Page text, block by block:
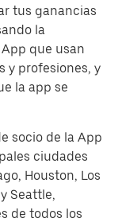
tus ganancias
la
que usan
y profesiones, y
la app se
socio de la App
ciudades
Houston, Los
Seattle,
de todos los